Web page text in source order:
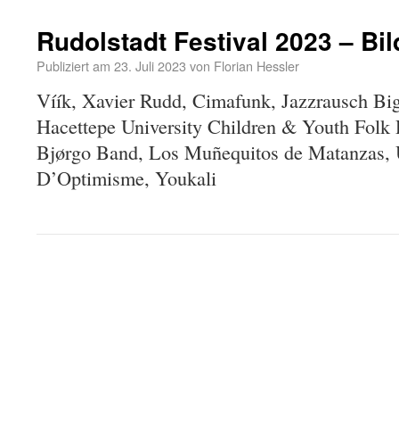
Rudolstadt Festival 2023 –
Publiziert am 23. Juli 2023 von Florian Hessler
Víík, Xavier Rudd, Cimafunk, Jazzrausch
Hacettepe University Children & Youth Folk
Bjørgo Band, Los Muñequitos de Matanzas,
D’Optimisme, Youkali